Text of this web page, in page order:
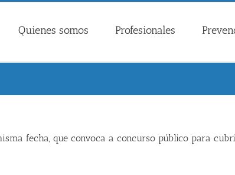
Quienes somos Profesionales
fecha, que convoca a concurso público para